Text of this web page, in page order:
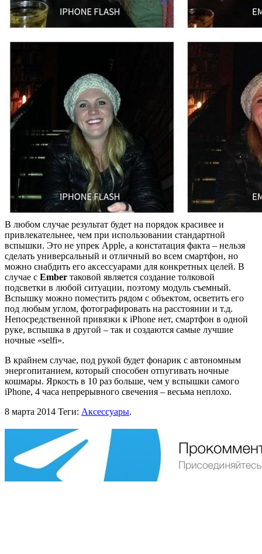
В любом случае результат будет на порядок красивее и
привлекательнее, чем при использовании стандартной
вспышки. Это не упрек Apple, а констатация факта – нельзя
сделать универсальный и отличный во всем смартфон, но
можно снабдить его аксессуарами для конкретных целей. В
случае с Ember таковой является создание толковой
подсветки в любой ситуации, поэтому модуль съемный.
Вспышку можно поместить рядом с объектом, осветить его
под любым углом, фотографировать на расстоянии и т.д.
Непосредственной привязки к iPhone нет, смартфон в одной
руке, вспышка в другой – так и создаются самые лучшие
ночные «selfi».
В крайнем случае, под рукой будет фонарик с автономным
энергопитанием, который способен отпугивать ночные
кошмары. Яркость в 10 раз больше, чем у вспышки самого
iPhone, 4 часа непрерывного свечения – весьма неплохо.
8 марта 2014 Теги: Аксессуары.